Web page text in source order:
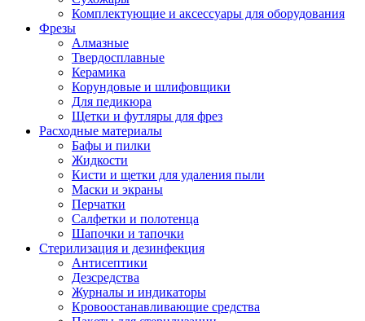
Комплектующие и аксессуары для оборудования
Фрезы
Алмазные
Твердосплавные
Керамика
Корундовые и шлифовщики
Для педикюра
Щетки и футляры для фрез
Расходные материалы
Бафы и пилки
Жидкости
Кисти и щетки для удаления пыли
Маски и экраны
Перчатки
Салфетки и полотенца
Шапочки и тапочки
Стерилизация и дезинфекция
Антисептики
Дезсредства
Журналы и индикаторы
Кровоостанавливающие средства